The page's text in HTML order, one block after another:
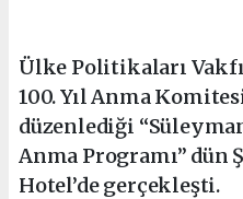
Ülke Politikaları
100. Yıl Anma
düzenlediği
Anma Programı” dün
Hotel’de gerçekleşti.